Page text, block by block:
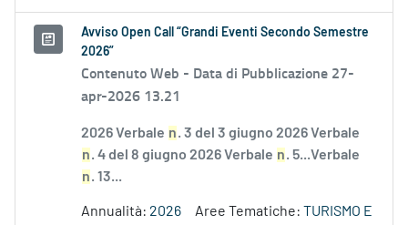
Avviso Open Call “Grandi Eventi Secondo Semestre
2026”
Contenuto Web - Data di Pubblicazione 27-
apr-2026 13.21
2026 Verbale n. 3 del 3 giugno 2026 Verbale
n. 4 del 8 giugno 2026 Verbale n. 5...Verbale
n. 13...
Annualità: 2026 Aree Tematiche: TURISMO E